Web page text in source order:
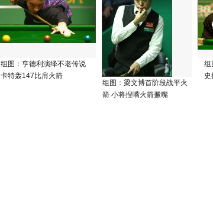
组图：亨德利演绎不老传说
卡特轰147比肩火箭
组图：梁文博首阶段战平火
箭 小将捏嘴火箭撅嘴
组
史